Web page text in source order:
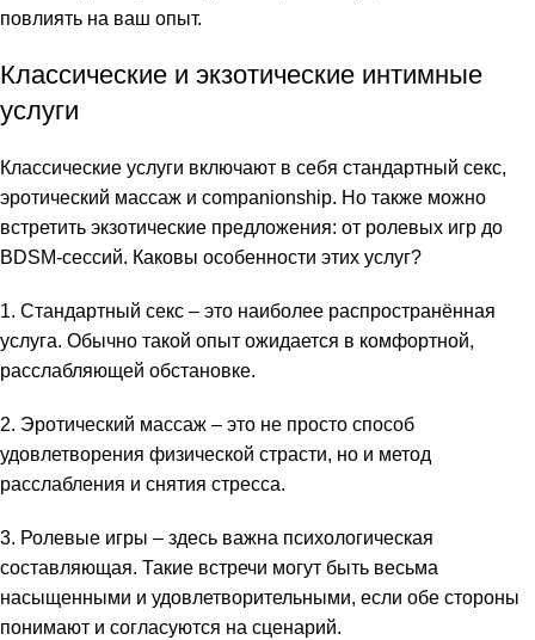
panel
panel
panel
panel
panel
Panel
повлиять на ваш опыт.
Классические и экзотические интимные
услуги
Классические услуги включают в себя стандартный секс,
эротический массаж и companionship. Но также можно
встретить экзотические предложения: от ролевых игр до
BDSM-сессий. Каковы особенности этих услуг?
1. Стандартный секс – это наиболее распространённая
услуга. Обычно такой опыт ожидается в комфортной,
расслабляющей обстановке.
2. Эротический массаж – это не просто способ
удовлетворения физической страсти, но и метод
расслабления и снятия стресса.
3. Ролевые игры – здесь важна психологическая
составляющая. Такие встречи могут быть весьма
насыщенными и удовлетворительными, если обе стороны
понимают и согласуются на сценарий.